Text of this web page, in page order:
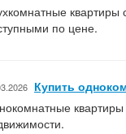
по цене.
Купить
квартиры